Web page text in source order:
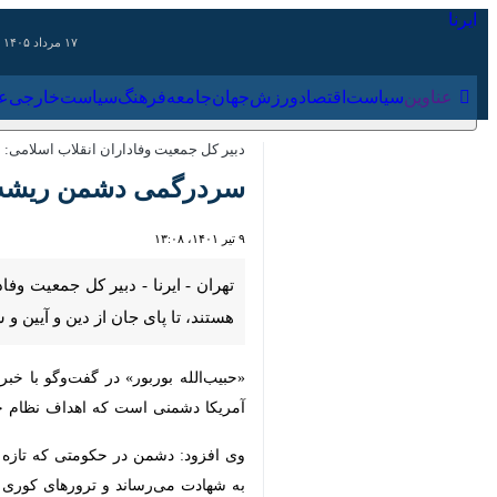
عناوین‌ سیاست اقتصاد ورزش جهان جامعه فرهنگ
دبیر کل جمعیت وفاداران انقلاب اسلامی:
سردرگمی دشمن ریشه در